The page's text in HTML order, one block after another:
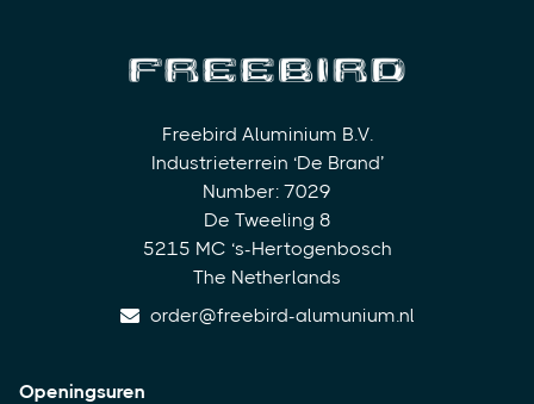
Freebird Aluminium B.V.
Industrieterrein ‘De Brand’
Number: 7029
De Tweeling 8
5215 MC ‘s-Hertogenbosch
The Netherlands
order@freebird-alumunium.nl
Openingsuren